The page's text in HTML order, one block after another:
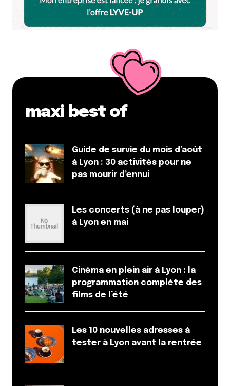
maxi best of
Guide de survie du mois d’août
à Lyon : 30 activités pour ne
pas mourir d’ennui
Les concerts (à ne pas louper)
à Lyon en mai
Cinéma en plein air à Lyon : la
programmation complète des
films de l’été
Les 10 nouvelles adresses à
tester à Lyon avant la rentrée